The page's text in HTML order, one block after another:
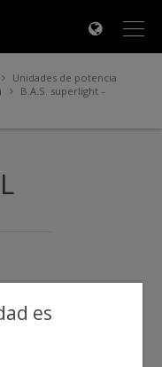
Unidades de potencia
B.A.S. superlight –
es